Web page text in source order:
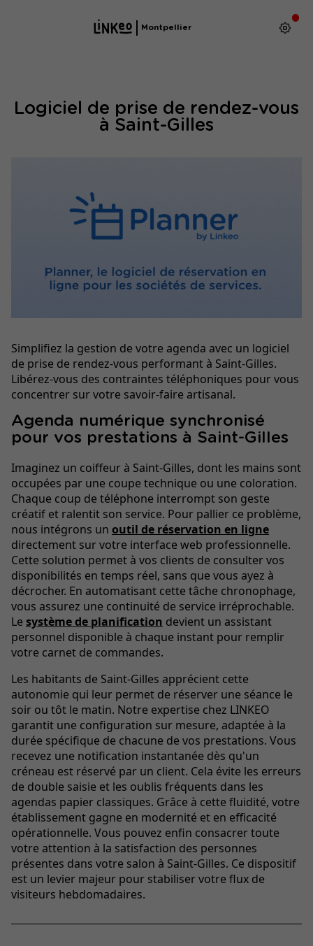
Montpellier
Logiciel de prise de rendez-vous
à Saint-Gilles
Simplifiez la gestion de votre agenda avec un logiciel
de prise de rendez-vous performant à Saint-Gilles.
Libérez-vous des contraintes téléphoniques pour vous
concentrer sur votre savoir-faire artisanal.
Agenda numérique synchronisé
pour vos prestations à Saint-Gilles
Imaginez un coiffeur à Saint-Gilles, dont les mains sont
occupées par une coupe technique ou une coloration.
Chaque coup de téléphone interrompt son geste
créatif et ralentit son service. Pour pallier ce problème,
nous intégrons un outil de réservation en ligne
directement sur votre interface web professionnelle.
Cette solution permet à vos clients de consulter vos
disponibilités en temps réel, sans que vous ayez à
décrocher. En automatisant cette tâche chronophage,
vous assurez une continuité de service irréprochable.
Le système de planification devient un assistant
personnel disponible à chaque instant pour remplir
votre carnet de commandes.
Les habitants de Saint-Gilles apprécient cette
autonomie qui leur permet de réserver une séance le
soir ou tôt le matin. Notre expertise chez LINKEO
garantit une configuration sur mesure, adaptée à la
durée spécifique de chacune de vos prestations. Vous
recevez une notification instantanée dès qu'un
créneau est réservé par un client. Cela évite les erreurs
de double saisie et les oublis fréquents dans les
agendas papier classiques. Grâce à cette fluidité, votre
établissement gagne en modernité et en efficacité
opérationnelle. Vous pouvez enfin consacrer toute
votre attention à la satisfaction des personnes
présentes dans votre salon à Saint-Gilles. Ce dispositif
est un levier majeur pour stabiliser votre flux de
visiteurs hebdomadaires.